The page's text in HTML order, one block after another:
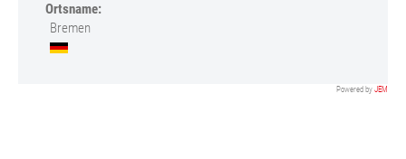
Ortsname:
Bremen
Powered by JEM